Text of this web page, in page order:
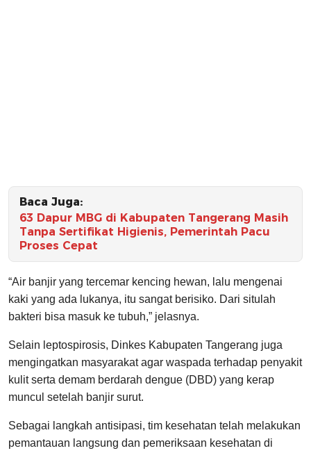
Baca Juga:
63 Dapur MBG di Kabupaten Tangerang Masih
Tanpa Sertifikat Higienis, Pemerintah Pacu
Proses Cepat
“Air banjir yang tercemar kencing hewan, lalu mengenai
kaki yang ada lukanya, itu sangat berisiko. Dari situlah
bakteri bisa masuk ke tubuh,” jelasnya.
Selain leptospirosis, Dinkes Kabupaten Tangerang juga
mengingatkan masyarakat agar waspada terhadap penyakit
kulit serta demam berdarah dengue (DBD) yang kerap
muncul setelah banjir surut.
Sebagai langkah antisipasi, tim kesehatan telah melakukan
pemantauan langsung dan pemeriksaan kesehatan di